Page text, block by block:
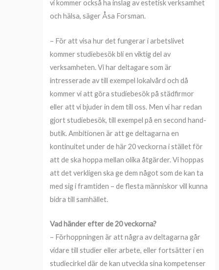
vi kommer också ha inslag av estetisk verksamhet
och hälsa, säger Åsa Forsman.
– För att visa hur det fungerar i arbetslivet
kommer studiebesök bli en viktig del av
verksamheten. Vi har deltagare som är
intresserade av till exempel lokalvård och då
kommer vi att göra studiebesök på städfirmor
eller att vi bjuder in dem till oss. Men vi har redan
gjort studiebesök, till exempel på en second hand-
butik. Ambitionen är att ge deltagarna en
kontinuitet under de här 20 veckorna i stället för
att de ska hoppa mellan olika åtgärder. Vi hoppas
att det verkligen ska ge dem något som de kan ta
med sig i framtiden – de flesta människor vill kunna
bidra till samhället.
Vad händer efter de 20 veckorna?
– Förhoppningen är att några av deltagarna går
vidare till studier eller arbete, eller fortsätter i en
studiecirkel där de kan utveckla sina kompetenser